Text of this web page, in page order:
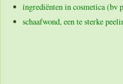
ingrediënten in cosmetica (bv
schaafwond, een te sterke